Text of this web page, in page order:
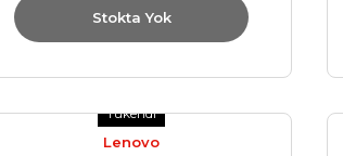
Stokta Yok
Tükendi
Lenovo